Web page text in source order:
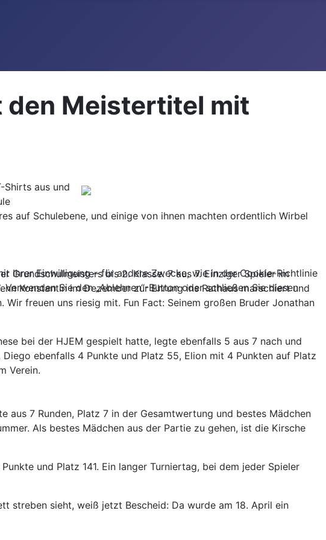
Meistertitel mit
Shirts aus und
auf Schulebene, und einige von ihnen machten ordentlich Wirbel
Grundschulmeisters bis 2. Klasse. 7 aus 7. Einziger Spieler im
Konstantin im Dezember zur Ehrung ins Rathaus marschiert und
freuen uns riesig mit. Fun Fact: Seinem großen Bruder Jonathan
bei der HJEM gespielt hatte, legte ebenfalls 5 aus 7 nach und
ebenfalls 4 Punkte und Platz 55, Elion mit 4 Punkten auf Platz
Verein.
aus 7 Runden, Platz 7 in der Gesamtwertung und bestes Mädchen
Als bestes Mädchen aus der Partie zu gehen, ist die Kirsche
und Platz 141. Ein langer Turniertag, bei dem jeder Spieler
streben sieht, weiß jetzt Bescheid: Da wurde am 18. April ein
Ihrer Einwilligung – für andere Zwecke, wie in der Cookie-Richtlinie
Sie den „Ablehnen“-Button oder schließen Sie diesen